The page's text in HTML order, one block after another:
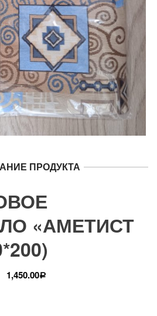
ПРОДУКТА
«АМЕТИСТ
1,450.00Р